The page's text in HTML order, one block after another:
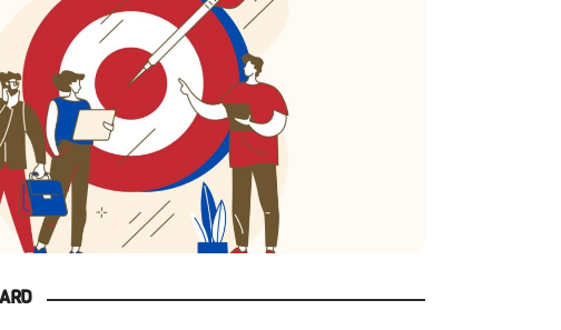
FORMATIONS
des baliseurs demeure une mission annuelle
formations pour les animateurs de randonnée sont
dans le Gard : le Certificat d’Accompagnateur de
Proximité (CARP) et le Brevet Fédéral (B.F.).